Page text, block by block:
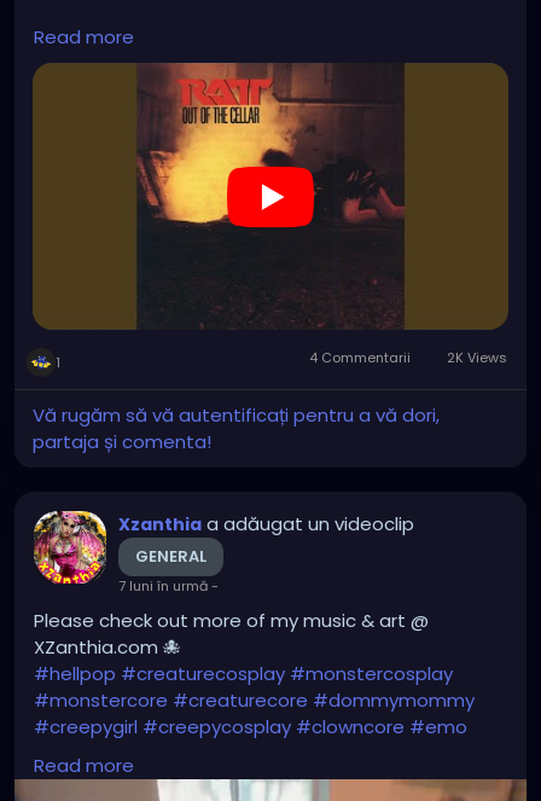
https://www.youtube.com/watch?v=sKndlD3fOxQ
Read more
1 4 Commentarii 2K Views
Vă rugăm să vă autentificați pentru a vă dori,
partaja și comenta!
Xzanthia a adăugat un videoclip
GENERAL
7 luni în urmă-
Please check out more of my music & art @
XZanthia.com 🐙
#hellpop #creaturecosplay #monstercosplay
#monstercore #creaturecore #dommymommy
#creepygirl #creepycosplay #clowncore #emo
#gothchick
Read more